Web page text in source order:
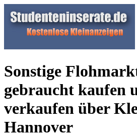
Sonstige
gebraucht kaufen
verkaufen über
Hannover